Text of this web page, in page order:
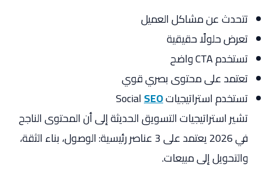
تتحدث عن مشاكل العميل
تعرض حلولًا حقيقية
تستخدم CTA واضح
تعتمد على محتوى بصري قوي
تستخدم استراتيجيات SocialSEO
تشير استراتيجيات التسويق الحديثة إلى أن المحتوى الناجح
في 2026 يعتمد على 3 عناصر رئيسية: الوصول، بناء الثقة،
والتحويل إلى مبيعات.